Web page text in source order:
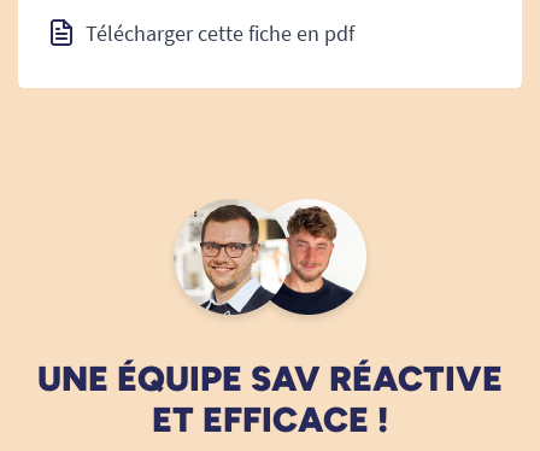
Télécharger cette fiche en pdf
UNE ÉQUIPE SAV RÉACTIVE
ET EFFICACE !